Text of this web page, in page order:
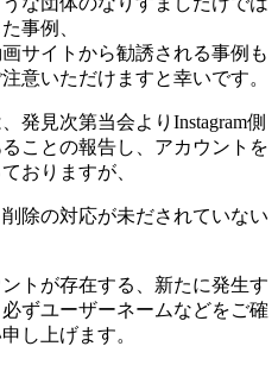
事例、
サイトから勧誘される事例も
意いただけますと幸いです。
発見次第当会よりInstagram側
ことの報告し、アカウントを
おりますが、
除の対応が未だされていない
トが存在する、新たに発生す
ずユーザーネームなどをご確
し上げます。